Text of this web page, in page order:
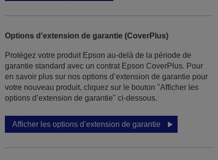
Options d'extension de garantie (CoverPlus)
Protégez votre produit Epson au-delà de la période de
garantie standard avec un contrat Epson CoverPlus. Pour
en savoir plus sur nos options d’extension de garantie pour
votre nouveau produit, cliquez sur le bouton "Afficher les
options d’extension de garantie" ci-dessous.
Afficher les options d’extension de garantie